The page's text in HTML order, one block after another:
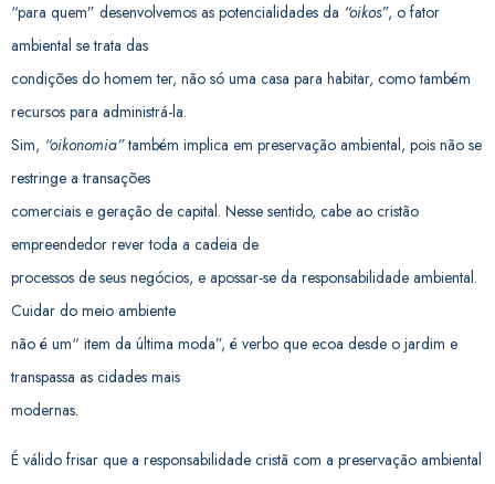
“para quem” desenvolvemos as potencialidades da “oikos”, o fator
ambiental se trata das
condições do homem ter, não só uma casa para habitar, como também
recursos para administrá-la.
Sim, “oikonomia”também implica em preservação ambiental, pois não se
restringe a transações
comerciais e geração de capital. Nesse sentido, cabe ao cristão
empreendedor rever toda a cadeia de
processos de seus negócios, e apossar-se da responsabilidade ambiental.
Cuidar do meio ambiente
não é um“ item da última moda”, é verbo que ecoa desde o jardim e
transpassa as cidades mais
modernas.
É válido frisar que a responsabilidade cristã com a preservação ambiental